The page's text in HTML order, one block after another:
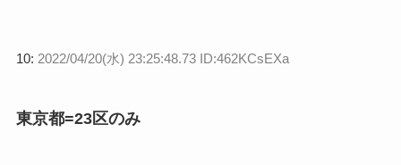
10: 2022/04/20(水) 23:25:48.73 ID:462KCsEXa
東京都=23区のみ